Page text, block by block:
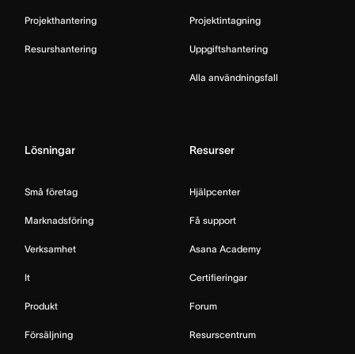
Projekthantering
Resurshantering
Projektintagning
Uppgiftshantering
Alla användningsfall
Lösningar
Små företag
Marknadsföring
Verksamhet
It
Produkt
Försäljning
Resurser
Hjälpcenter
Få support
Asana Academy
Certifieringar
Forum
Resurscentrum